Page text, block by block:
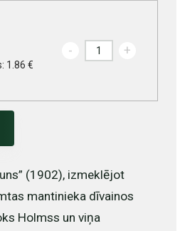
1.86 €
- +
(1902), izmeklējot
mantinieka dīvainos
Holmss un viņa